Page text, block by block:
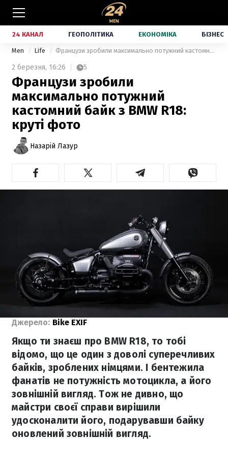
24 КАНАЛ ГЕОПОЛІТИКА ЕКОНОМІКА БІЗНЕС
Men Life Французи зробили максимально потужний кастомний байк з BMW R18: круті фото
2 березня, 16:26 5
Французи зробили
максимально потужний
кастомний байк з BMW R18:
круті фото
Назарій Лазур
Джерело: Bike EXIF
Якщо ти знаєш про BMW R18, то тобі
відомо, що це один з доволі суперечливих
байків, зроблених німцями. І бентежила
фанатів не потужність мотоцикла, а його
зовнішній вигляд. Тож не дивно, що
майстри своєї справи вирішили
удосконалити його, подарувавши байку
оновлений зовнішній вигляд.